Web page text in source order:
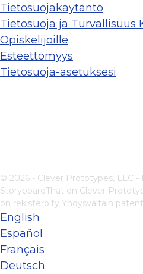
Tietosuojakäytäntö
Tietosuoja ja Turvallisuus
Opiskelijoille
Esteettömyys
Tietosuoja-asetuksesi
© 2026 - Clever Prototypes, LLC -
StoryboardThat on Clever
on rekisteröity Yhdysvaltain
English
Español
Français
Deutsch